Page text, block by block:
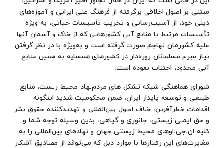
مبتنی بر اصول اخلاقی برگرفته از فرهنگ غنی ایرانی و آموزه‌های
دینی خود، از آسیب‌رسانی و تخریب تأسیسات حیاتی، به ویژه
تأسیسات مرتبط با منابع آبی کشورهایی که از خاک و آسمان آنها
علیه کشورمان تهاجم صورت گرفته است و به‌ویژه با در نظر گرفتن
نیاز مبرم مسلمانان روزه‌دار در کشورهای همسایه به همین منابع
آبی محدود، اجتناب نموده است.
شورای هماهنگی شبکه تشکل های مردم‌نهاد محیط زیست، منابع
طبیعی و توسعه پایدار ایران، ضمن محکومیت شدید اینگونه
اقدامات خطرآفرین، خلاف اصول بین‌المللی و تهدیدکننده حقوق بشر
و حق ایمنی زیستی، جانوری و گیاهی، بدین وسیله توجه شما و
کلیه ان.جی.اوهای محیط زیستی جهان و نهادهای بین‌المللی را به
مغایرت‌های این رفتارها با موارد ذیل که می‌تواند از مصادیق آشکار